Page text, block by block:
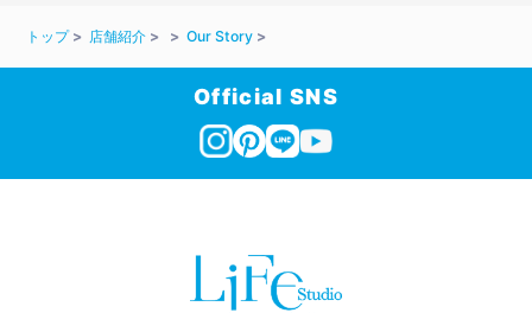
トップ 店舗紹介 Our Story
Official SNS